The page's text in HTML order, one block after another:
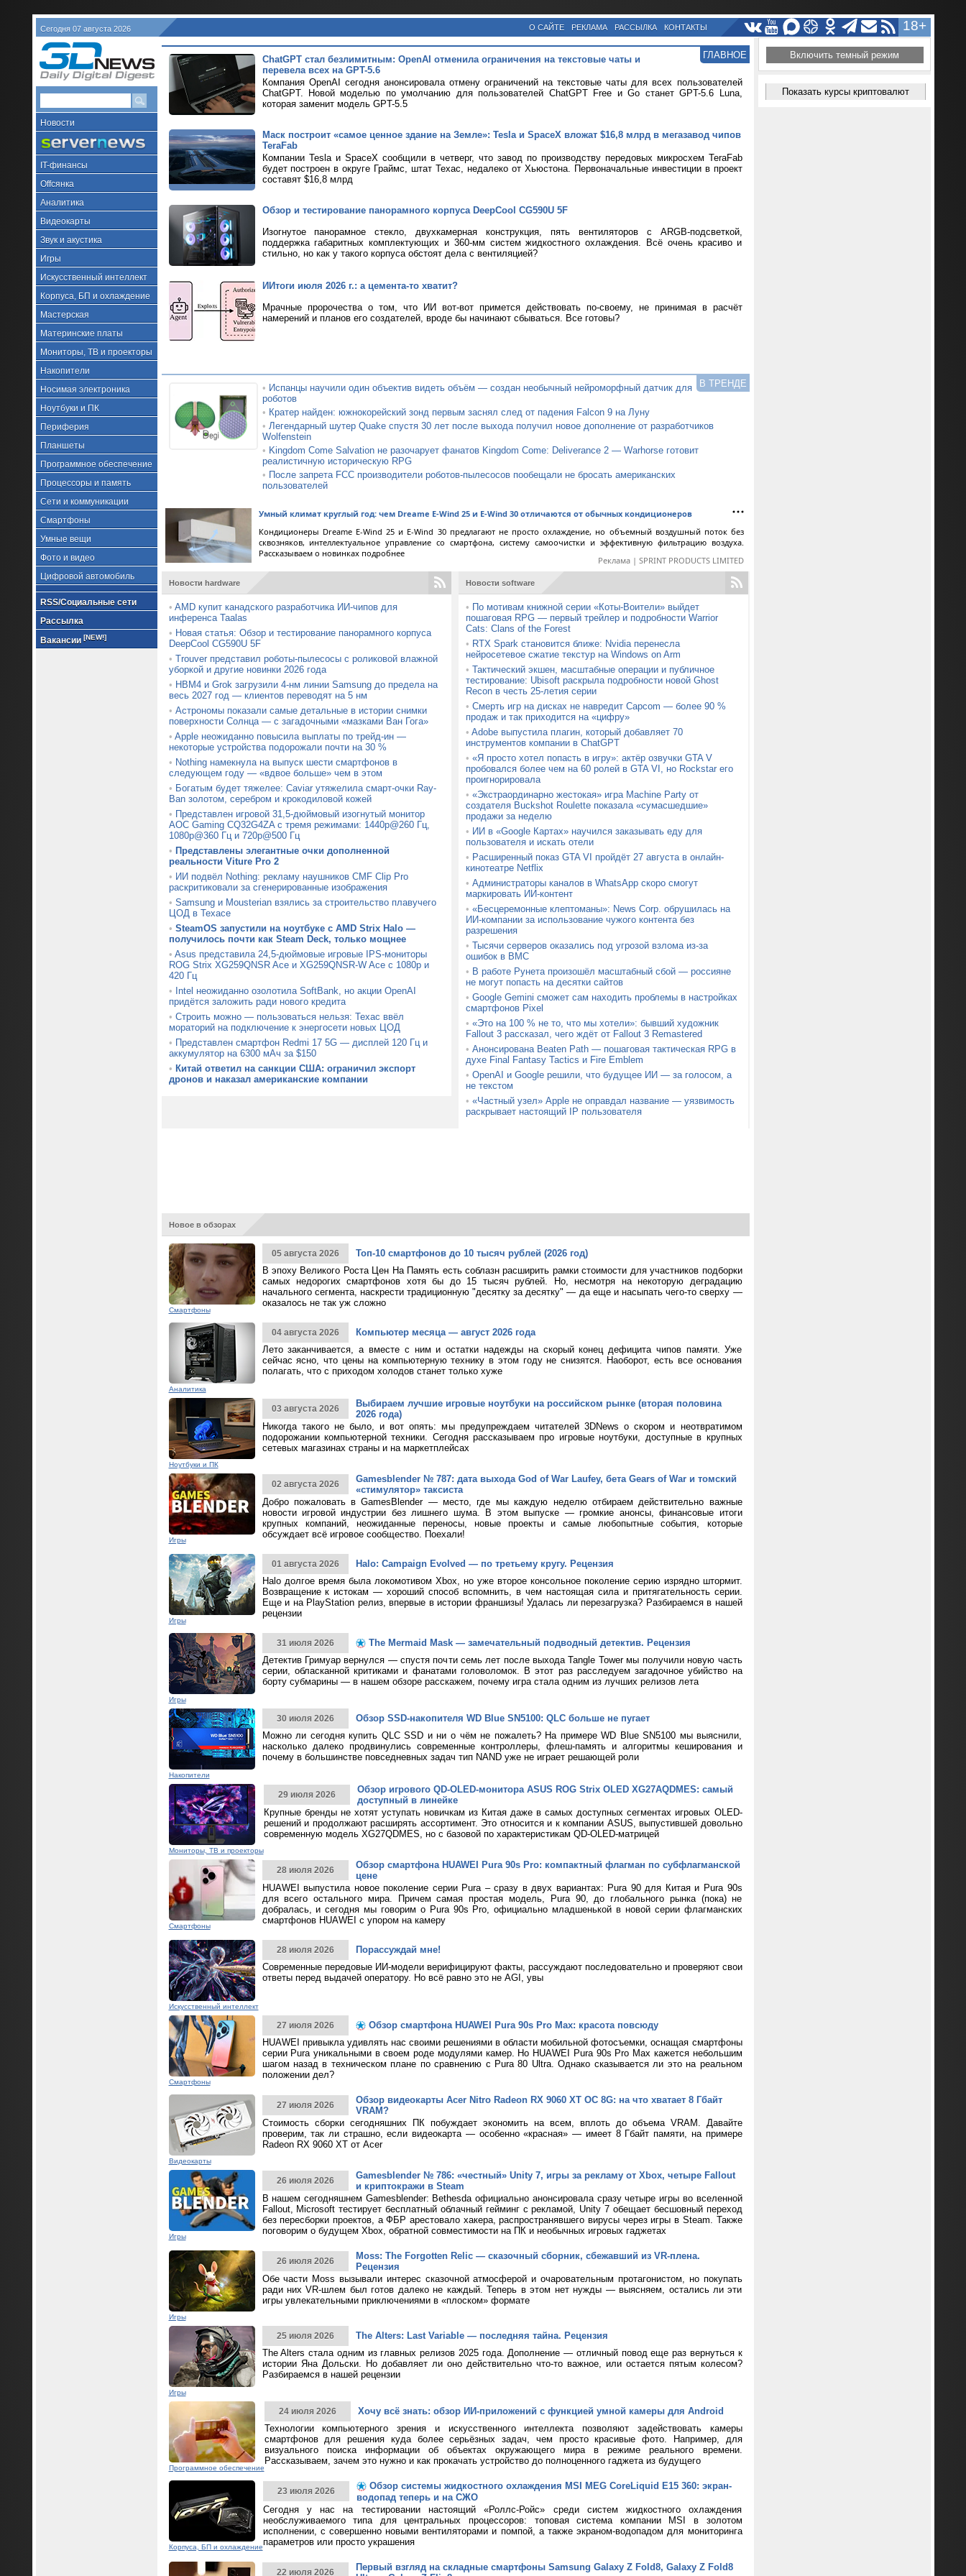
Сегодня 07 августа 2026 18+
О САЙТЕ РЕКЛАМА РАССЫЛКА КОНТАКТЫ
Новости
IT-финансы
Offсянка
Аналитика
Видеокарты
Звук и акустика
Игры
Искусственный интеллект
Корпуса, БП и охлаждение
Мастерская
Материнские платы
Мониторы, ТВ и проекторы
Накопители
Носимая электроника
Ноутбуки и ПК
Периферия
Планшеты
Программное обеспечение
Процессоры и память
Сети и коммуникации
Смартфоны
Умные вещи
Фото и видео
Цифровой автомобиль
RSS/Социальные сети
Рассылка
Вакансии [NEW!]
ГЛАВНОЕ
ChatGPT стал безлимитным: OpenAI отменила ограничения на текстовые чаты и
перевела всех на GPT-5.6
Компания OpenAI сегодня анонсировала отмену ограничений на текстовые чаты для всех пользователей
ChatGPT. Новой моделью по умолчанию для пользователей ChatGPT Free и Go станет GPT-5.6 Luna,
которая заменит модель GPT-5.5
Маск построит «самое ценное здание на Земле»: Tesla и SpaceX вложат $16,8 млрд в мегазавод чипов
TeraFab
Компании Tesla и SpaceX сообщили в четверг, что завод по производству передовых микросхем TeraFab
будет построен в округе Граймс, штат Техас, недалеко от Хьюстона. Первоначальные инвестиции в проект
составят $16,8 млрд
Обзор и тестирование панорамного корпуса DeepCool CG590U 5F
Изогнутое панорамное стекло, двухкамерная конструкция, пять вентиляторов с ARGB-подсветкой,
поддержка габаритных комплектующих и 360-мм систем жидкостного охлаждения. Всё очень красиво и
стильно, но как у такого корпуса обстоят дела с вентиляцией?
ИИтоги июля 2026 г.: а цемента-то хватит?
Мрачные пророчества о том, что ИИ вот-вот примется действовать по-своему, не принимая в расчёт
намерений и планов его создателей, вроде бы начинают сбываться. Все готовы?
В ТРЕНДЕ
• Испанцы научили один объектив видеть объём — создан необычный нейроморфный датчик для
роботов
• Кратер найден: южнокорейский зонд первым заснял след от падения Falcon 9 на Луну
• Легендарный шутер Quake спустя 30 лет после выхода получил новое дополнение от разработчиков
Wolfenstein
• Kingdom Come Salvation не разочарует фанатов Kingdom Come: Deliverance 2 — Warhorse готовит
реалистичную историческую RPG
• После запрета FCC производители роботов-пылесосов пообещали не бросать американских
пользователей
Умный климат круглый год: чем Dreame E-Wind 25 и E-Wind 30 отличаются от обычных кондиционеров
Кондиционеры Dreame E-Wind 25 и E-Wind 30 предлагают не просто охлаждение, но объемный воздушный поток без
сквозняков, интеллектуальное управление со смартфона, систему самоочистки и эффективную фильтрацию воздуха.
Рассказываем о новинках подробнее
Реклама | SPRINT PRODUCTS LIMITED
Новости hardware
• AMD купит канадского разработчика ИИ-чипов для
инференса Taalas
• Новая статья: Обзор и тестирование панорамного корпуса
DeepCool CG590U 5F
• Trouver представил роботы-пылесосы с роликовой влажной
уборкой и другие новинки 2026 года
• HBM4 и Grok загрузили 4-нм линии Samsung до предела на
весь 2027 год — клиентов переводят на 5 нм
• Астрономы показали самые детальные в истории снимки
поверхности Солнца — с загадочными «мазками Ван Гога»
• Apple неожиданно повысила выплаты по трейд-ин —
некоторые устройства подорожали почти на 30 %
• Nothing намекнула на выпуск шести смартфонов в
следующем году — «вдвое больше» чем в этом
• Богатым будет тяжелее: Caviar утяжелила смарт-очки Ray-
Ban золотом, серебром и крокодиловой кожей
• Представлен игровой 31,5-дюймовый изогнутый монитор
AOC Gaming CQ32G4ZA с тремя режимами: 1440p@260 Гц,
1080p@360 Гц и 720p@500 Гц
• Представлены элегантные очки дополненной
реальности Viture Pro 2
• ИИ подвёл Nothing: рекламу наушников CMF Clip Pro
раскритиковали за сгенерированные изображения
• Samsung и Mousterian взялись за строительство плавучего
ЦОД в Техасе
• SteamOS запустили на ноутбуке с AMD Strix Halo —
получилось почти как Steam Deck, только мощнее
• Asus представила 24,5-дюймовые игровые IPS-мониторы
ROG Strix XG259QNSR Ace и XG259QNSR-W Ace с 1080p и
420 Гц
• Intel неожиданно озолотила SoftBank, но акции OpenAI
придётся заложить ради нового кредита
• Строить можно — пользоваться нельзя: Техас ввёл
мораторий на подключение к энергосети новых ЦОД
• Представлен смартфон Redmi 17 5G — дисплей 120 Гц и
аккумулятор на 6300 мАч за $150
• Китай ответил на санкции США: ограничил экспорт
дронов и наказал американские компании
Новости software
• По мотивам книжной серии «Коты-Воители» выйдет
пошаговая RPG — первый трейлер и подробности Warrior
Cats: Clans of the Forest
• RTX Spark становится ближе: Nvidia перенесла
нейросетевое сжатие текстур на Windows on Arm
• Тактический экшен, масштабные операции и публичное
тестирование: Ubisoft раскрыла подробности новой Ghost
Recon в честь 25-летия серии
• Смерть игр на дисках не навредит Capcom — более 90 %
продаж и так приходится на «цифру»
• Adobe выпустила плагин, который добавляет 70
инструментов компании в ChatGPT
• «Я просто хотел попасть в игру»: актёр озвучки GTA V
пробовался более чем на 60 ролей в GTA VI, но Rockstar его
проигнорировала
• «Экстраординарно жестокая» игра Machine Party от
создателя Buckshot Roulette показала «сумасшедшие»
продажи за неделю
• ИИ в «Google Картах» научился заказывать еду для
пользователя и искать отели
• Расширенный показ GTA VI пройдёт 27 августа в онлайн-
кинотеатре Netflix
• Администраторы каналов в WhatsApp скоро смогут
маркировать ИИ-контент
• «Бесцеремонные клептоманы»: News Corp. обрушилась на
ИИ-компании за использование чужого контента без
разрешения
• Тысячи серверов оказались под угрозой взлома из-за
ошибок в BMC
• В работе Рунета произошёл масштабный сбой — россияне
не могут попасть на десятки сайтов
• Google Gemini сможет сам находить проблемы в настройках
смартфонов Pixel
• «Это на 100 % не то, что мы хотели»: бывший художник
Fallout 3 рассказал, чего ждёт от Fallout 3 Remastered
• Анонсирована Beaten Path — пошаговая тактическая RPG в
духе Final Fantasy Tactics и Fire Emblem
• OpenAI и Google решили, что будущее ИИ — за голосом, а
не текстом
• «Частный узел» Apple не оправдал название — уязвимость
раскрывает настоящий IP пользователя
Новое в обзорах
Смартфоны
05 августа 2026
Топ-10 смартфонов до 10 тысяч рублей (2026 год)
В эпоху Великого Роста Цен На Память есть соблазн расширить рамки стоимости для участников подборки
самых недорогих смартфонов хотя бы до 15 тысяч рублей. Но, несмотря на некоторую деградацию
начального сегмента, наскрести традиционную "десятку за десятку" — да еще и насыпать чего-то сверху —
оказалось не так уж сложно
Аналитика
04 августа 2026
Компьютер месяца — август 2026 года
Лето заканчивается, а вместе с ним и остатки надежды на скорый конец дефицита чипов памяти. Уже
сейчас ясно, что цены на компьютерную технику в этом году не снизятся. Наоборот, есть все основания
полагать, что с приходом холодов станет только хуже
Ноутбуки и ПК
03 августа 2026
Выбираем лучшие игровые ноутбуки на российском рынке (вторая половина
2026 года)
Никогда такого не было, и вот опять: мы предупреждаем читателей 3DNews о скором и неотвратимом
подорожании компьютерной техники. Сегодня рассказываем про игровые ноутбуки, доступные в крупных
сетевых магазинах страны и на маркетплейсах
Игры
02 августа 2026
Gamesblender № 787: дата выхода God of War Laufey, бета Gears of War и томский
«стимулятор» таксиста
Добро пожаловать в GamesBlender — место, где мы каждую неделю отбираем действительно важные
новости игровой индустрии без лишнего шума. В этом выпуске — громкие анонсы, финансовые итоги
крупных компаний, неожиданные переносы, новые проекты и самые любопытные события, которые
обсуждает всё игровое сообщество. Поехали!
Игры
01 августа 2026
Halo: Campaign Evolved — по третьему кругу. Рецензия
Halo долгое время была локомотивом Xbox, но уже второе консольное поколение серию изрядно штормит.
Возвращение к истокам — хороший способ вспомнить, в чем настоящая сила и притягательность серии.
Еще и на PlayStation релиз, впервые в истории франшизы! Удалась ли перезагрузка? Разбираемся в нашей
рецензии
Игры
31 июля 2026
The Mermaid Mask — замечательный подводный детектив. Рецензия
Детектив Гримуар вернулся — спустя почти семь лет после выхода Tangle Tower мы получили новую часть
серии, обласканной критиками и фанатами головоломок. В этот раз расследуем загадочное убийство на
борту субмарины — в нашем обзоре расскажем, почему игра стала одним из лучших релизов лета
Накопители
30 июля 2026
Обзор SSD-накопителя WD Blue SN5100: QLC больше не пугает
Можно ли сегодня купить QLC SSD и ни о чём не пожалеть? На примере WD Blue SN5100 мы выяснили,
насколько далеко продвинулись современные контроллеры, флеш-память и алгоритмы кеширования и
почему в большинстве повседневных задач тип NAND уже не играет решающей роли
Мониторы, ТВ и проекторы
29 июля 2026
Обзор игрового QD-OLED-монитора ASUS ROG Strix OLED XG27AQDMES: самый
доступный в линейке
Крупные бренды не хотят уступать новичкам из Китая даже в самых доступных сегментах игровых OLED-
решений и продолжают расширять ассортимент. Это относится и к компании ASUS, выпустившей довольно
современную модель XG27QDMES, но с базовой по характеристикам QD-OLED-матрицей
Смартфоны
28 июля 2026
Обзор смартфона HUAWEI Pura 90s Pro: компактный флагман по субфлагманской
цене
HUAWEI выпустила новое поколение серии Pura – сразу в двух вариантах: Pura 90 для Китая и Pura 90s
для всего остального мира. Причем самая простая модель, Pura 90, до глобального рынка (пока) не
добралась, и сегодня мы говорим о Pura 90s Pro, официально младшенькой в новой серии флагманских
смартфонов HUAWEI с упором на камеру
Искусственный интеллект
28 июля 2026
Порассуждай мне!
Современные передовые ИИ-модели верифицируют факты, рассуждают последовательно и проверяют свои
ответы перед выдачей оператору. Но всё равно это не AGI, увы
Смартфоны
27 июля 2026
Обзор смартфона HUAWEI Pura 90s Pro Max: красота повсюду
HUAWEI привыкла удивлять нас своими решениями в области мобильной фотосъемки, оснащая смартфоны
серии Pura уникальными в своем роде модулями камер. Но HUAWEI Pura 90s Pro Max кажется небольшим
шагом назад в техническом плане по сравнению с Pura 80 Ultra. Однако сказывается ли это на реальном
положении дел?
Видеокарты
27 июля 2026
Обзор видеокарты Acer Nitro Radeon RX 9060 XT OC 8G: на что хватает 8 Гбайт
VRAM?
Стоимость сборки сегодняшних ПК побуждает экономить на всем, вплоть до объема VRAM. Давайте
проверим, так ли страшно, если видеокарта — особенно «красная» — имеет 8 Гбайт памяти, на примере
Radeon RX 9060 XT от Acer
Игры
26 июля 2026
Gamesblender № 786: «честный» Unity 7, игры за рекламу от Xbox, четыре Fallout
и криптокражи в Steam
В нашем сегодняшнем Gamesblender: Bethesda официально анонсировала сразу четыре игры во вселенной
Fallout, Microsoft тестирует бесплатный облачный гейминг с рекламой, Unity 7 обещает бесшовный переход
без пересборки проектов, а ФБР арестовало хакера, распространявшего вирусы через игры в Steam. Также
поговорим о будущем Xbox, обратной совместимости на ПК и необычных игровых гаджетах
Игры
26 июля 2026
Moss: The Forgotten Relic — сказочный сборник, сбежавший из VR-плена.
Рецензия
Обе части Moss вызывали интерес сказочной атмосферой и очаровательным протагонистом, но покупать
ради них VR-шлем был готов далеко не каждый. Теперь в этом нет нужды — выясняем, остались ли эти
игры увлекательными приключениями в «плоском» формате
Игры
25 июля 2026
The Alters: Last Variable — последняя тайна. Рецензия
The Alters стала одним из главных релизов 2025 года. Дополнение — отличный повод еще раз вернуться к
истории Яна Дольски. Но добавляет ли оно действительно что-то важное, или остается пятым колесом?
Разбираемся в нашей рецензии
Программное обеспечение
24 июля 2026
Хочу всё знать: обзор ИИ-приложений с функцией умной камеры для Android
Технологии компьютерного зрения и искусственного интеллекта позволяют задействовать камеры
смартфонов для решения куда более серьёзных задач, чем просто красивые фото. Например, для
визуального поиска информации об объектах окружающего мира в режиме реального времени.
Рассказываем, зачем это нужно и как прокачать устройство до полноценного гаджета из будущего
Корпуса, БП и охлаждение
23 июля 2026
Обзор системы жидкостного охлаждения MSI MEG CoreLiquid E15 360: экран-
водопад теперь и на СЖО
Сегодня у нас на тестировании настоящий «Роллс-Ройс» среди систем жидкостного охлаждения
необслуживаемого типа для центральных процессоров: топовая система компании MSI в золотом
исполнении, с совершенно новыми вентиляторами и помпой, а также экраном-водопадом для мониторинга
параметров или просто украшения
22 июля 2026
Первый взгляд на складные смартфоны Samsung Galaxy Z Fold8, Galaxy Z Fold8
Включить темный режим
Показать курсы криптовалют